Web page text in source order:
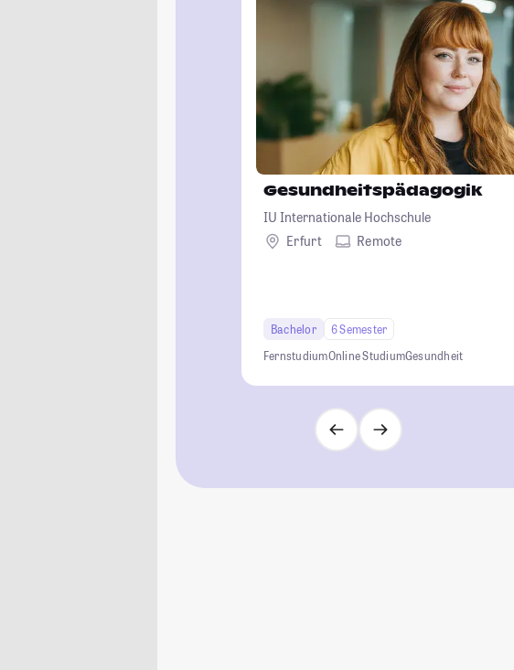
Gesundheitspädagogik
IU Internationale Hochschule
Erfurt
Remote
Bachelor
6 Semester
FernstudiumOnline StudiumGesundheit